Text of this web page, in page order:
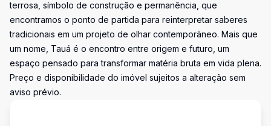
terrosa, símbolo de construção e permanência, que
encontramos o ponto de partida para reinterpretar saberes
tradicionais em um projeto de olhar contemporâneo. Mais que
um nome, Tauá é o encontro entre origem e futuro, um
espaço pensado para transformar matéria bruta em vida plena.
Preço e disponibilidade do imóvel sujeitos a alteração sem
aviso prévio.